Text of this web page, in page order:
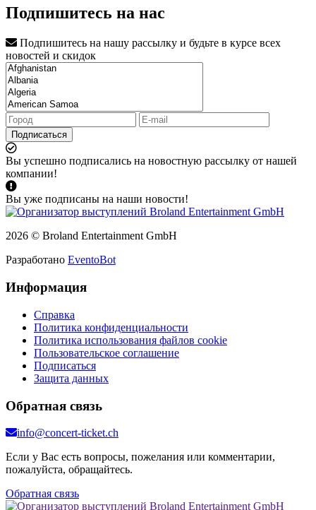
Подпишитесь на нас
Подпишитесь на нашу рассылку и будьте в курсе всех
новостей и скидок
Подписаться
Вы успешно подписались на новостную рассылку от нашей
компании!
Вы уже подписаны на наши новости!
2026 © Broland Entertainment GmbH
Разработано EventoBot
Информация
Справка
Политика конфиденциальности
Политика использования файлов cookie
Пользовательское соглашение
Подписаться
Защита данных
Обратная связь
info@concert-ticket.ch
Если у Вас есть вопросы, пожелания или комментарии,
пожалуйста, обращайтесь.
Обратная связь